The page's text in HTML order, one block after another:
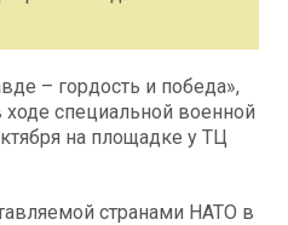
– гордость и победа»,
специальной военной
на площадке у ТЦ
странами НАТО в